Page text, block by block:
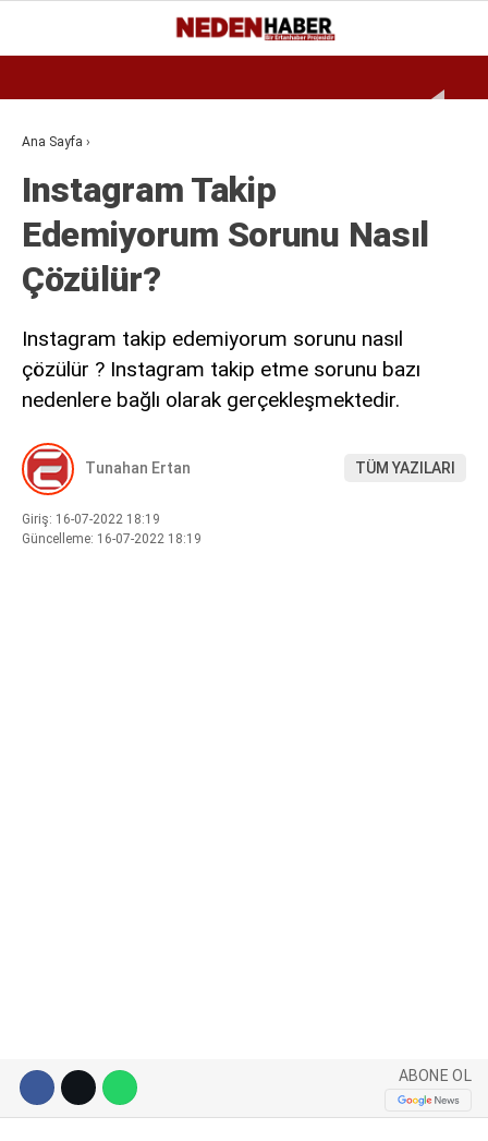
28.1
BURSA
EKONOMI
BIYOGRAFI
DÜNYA
MAGAZIN
SIYASET
SAĞLIK
TEKNOLOJI
Ana Sayfa ›
Instagram Takip
Edemiyorum Sorunu Nasıl
Çözülür?
Instagram takip edemiyorum sorunu nasıl
çözülür ? Instagram takip etme sorunu bazı
nedenlere bağlı olarak gerçekleşmektedir.
Tunahan Ertan TÜM YAZILARI
Giriş: 16-07-2022 18:19
Güncelleme: 16-07-2022 18:19
ABONE OL